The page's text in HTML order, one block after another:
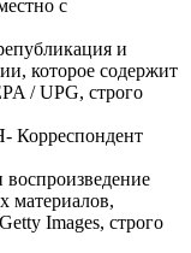
с
и
которое содержит
/ UPG, строго
Корреспондент
материалов,
Images, строго